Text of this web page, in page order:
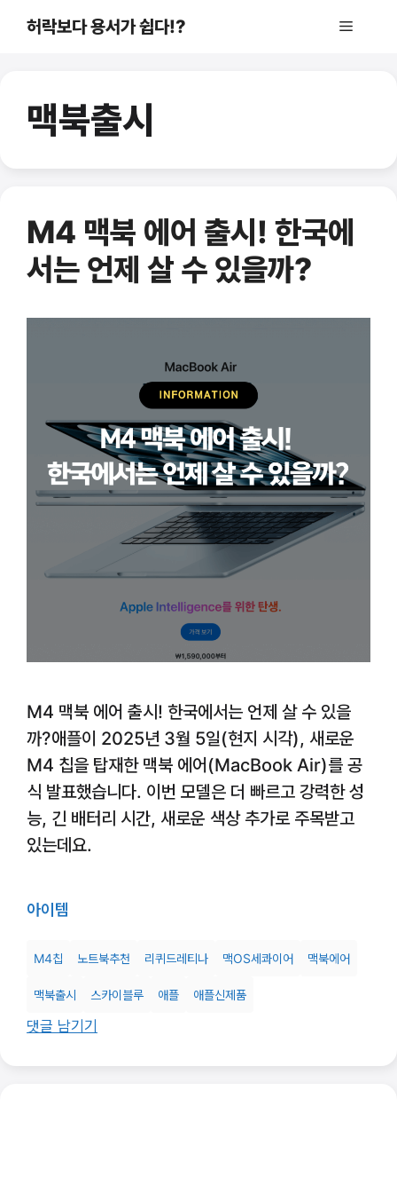
허락보다 용서가 쉽다!? 메
맥북출시
M4 맥북 에어 출시! 한국에
서는 언제 살 수 있을까?
M4 맥북 에어 출시! 한국에서는 언제 살 수 있을
까?애플이 2025년 3월 5일(현지 시각), 새로운
M4 칩을 탑재한 맥북 에어(MacBook Air)를 공
식 발표했습니다. 이번 모델은 더 빠르고 강력한 성
능, 긴 배터리 시간, 새로운 색상 추가로 주목받고
있는데요.
아이템
M4칩 노트북추천 리퀴드레티나 맥OS세콰이어 맥북에어
맥북출시 스카이블루 애플 애플신제품
댓글 남기기